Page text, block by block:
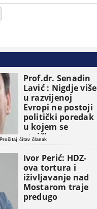
Prof.dr. Senadin
Lavić : Nigdje više
u razvijenoj
Evropi ne postoji
politički poredak
u kojem se
etničke grupe
pojavljuju kao
osnovne
političke jedinice
Pročitaj čitav članak
Ivor Perić: HDZ-
ova tortura i
iživljavanje nad
Mostarom traje
predugo